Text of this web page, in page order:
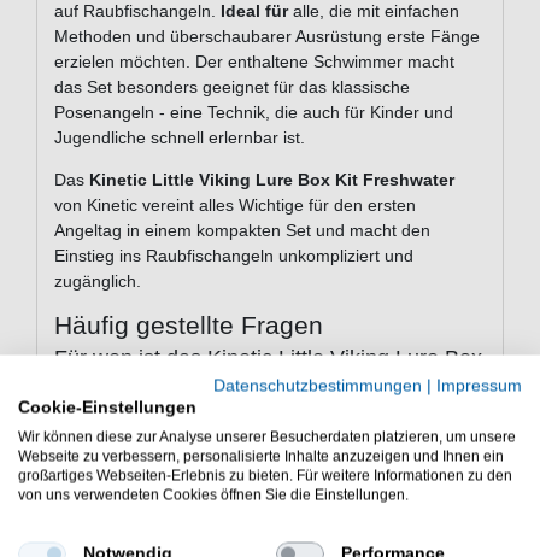
auf Raubfischangeln. Ideal füralle, die mit einfachen
Methoden und überschaubarer Ausrüstung erste Fänge
erzielen möchten. Der enthaltene Schwimmer macht
das Set besonders geeignet für das klassische
Posenangeln - eine Technik, die auch für Kinder und
Jugendliche schnell erlernbar ist.
Das Kinetic Little Viking Lure Box Kit Freshwater
von Kinetic vereint alles Wichtige für den ersten
Angeltag in einem kompakten Set und macht den
Einstieg ins Raubfischangeln unkompliziert und
zugänglich.
Häufig gestellte Fragen
Für wen ist das Kinetic Little Viking Lure Box
Kit Freshwater geeignet?
Das Set richtet sich an Einsteiger und junge Angler, die
mit dem Raubfischangeln beginnen möchten. Dank des
vollständigen Inhalts sind keine weiteren Einzelkäufe
notwendig, um den ersten Angelausflug zu starten.
Datenschutzbestimmungen | Impressum
Cookie-Einstellungen
Wir können diese zur Analyse unserer Besucherdaten platzieren, um unsere
Webseite zu verbessern, personalisierte Inhalte anzuzeigen und Ihnen ein
großartiges Webseiten-Erlebnis zu bieten. Für weitere Informationen zu den
von uns verwendeten Cookies öffnen Sie die Einstellungen.
Notwendig Performance